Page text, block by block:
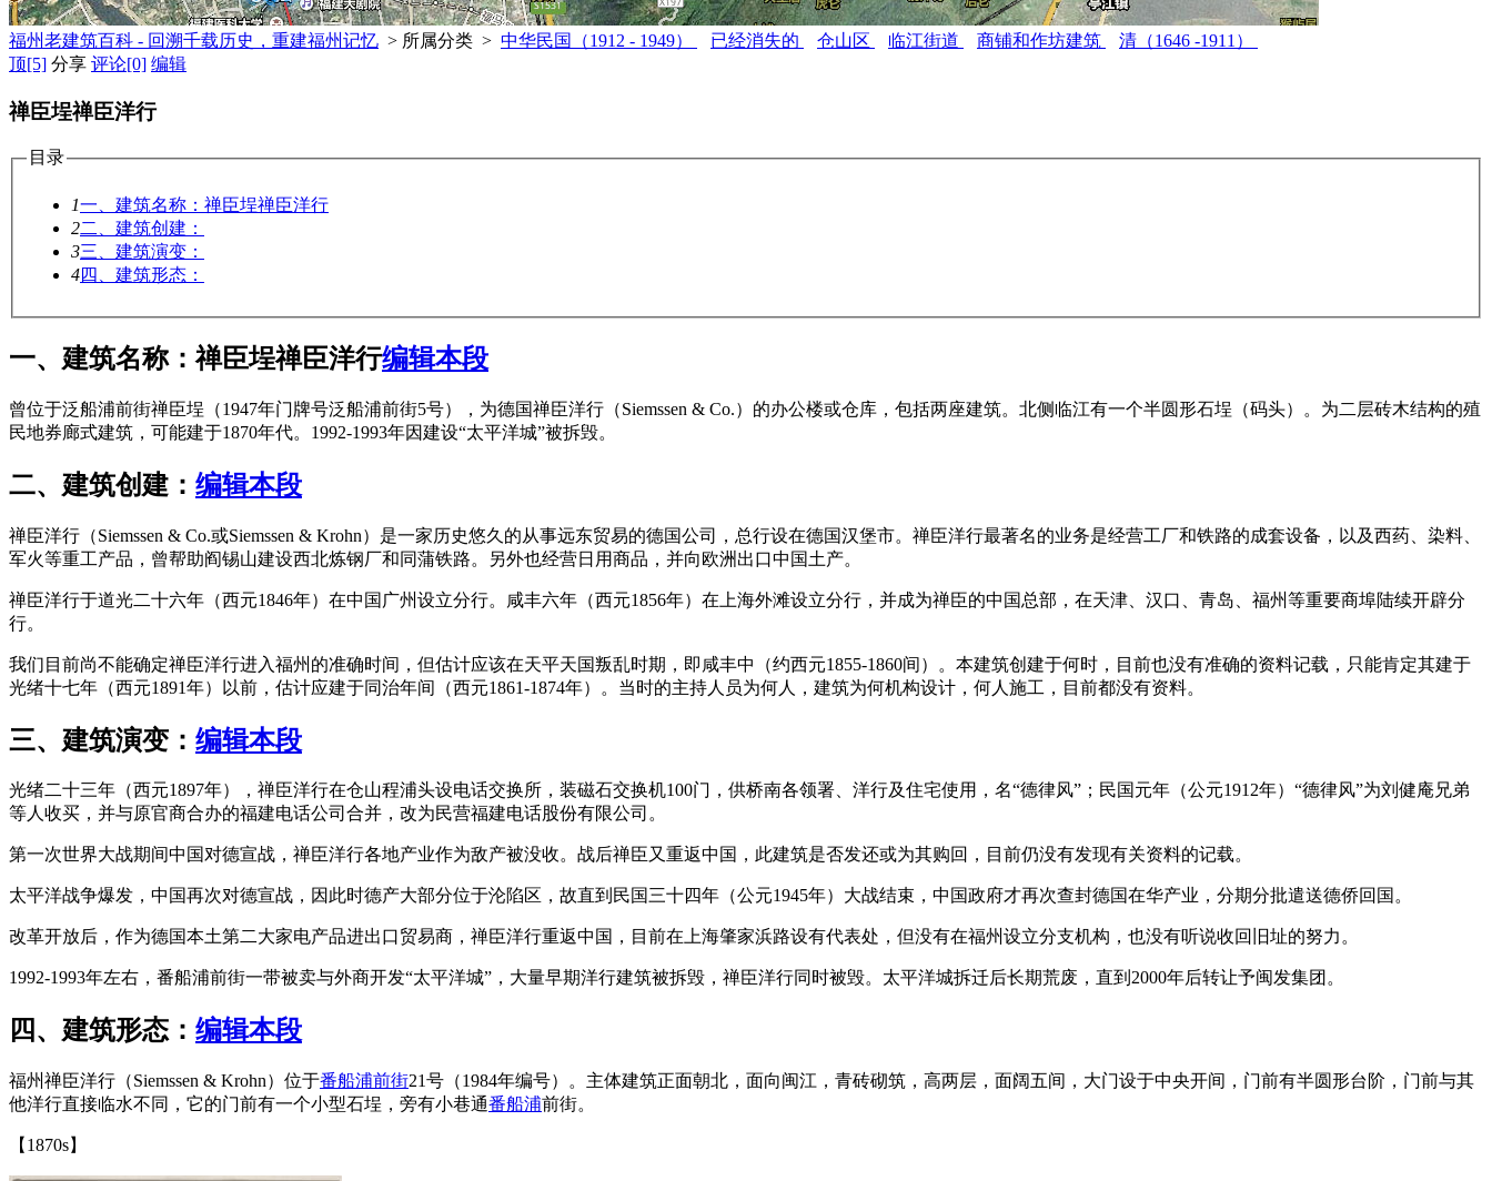
福州老建筑百科 - 回溯千载历史，重建福州记忆 > 所属分类 > 中华民国（1912 - 1949） 已经消失的 仓山区 临江街道 商铺和作坊建筑
清（1646 -1911）
顶[5] 分享 评论[0] 编辑
禅臣埕禅臣洋行
目录
1一、建筑名称：禅臣埕禅臣洋行
2二、建筑创建：
3三、建筑演变：
4四、建筑形态：
一、建筑名称：禅臣埕禅臣洋行编辑本段
曾位于泛船浦前街禅臣埕（1947年门牌号泛船浦前街5号），为德国禅臣洋行（Siemssen & Co.）的办公楼或仓库，包括两座建筑。北侧临江有一个半圆形石埕（码头）。为二层砖木结构的殖
民地券廊式建筑，可能建于1870年代。1992-1993年因建设“太平洋城”被拆毁。
二、建筑创建： 编辑本段
禅臣洋行（Siemssen & Co.或Siemssen & Krohn）是一家历史悠久的从事远东贸易的德国公司，总行设在德国汉堡市。禅臣洋行最著名的业务是经营工厂和铁路的成套设备，以及西药、染料、
军火等重工产品，曾帮助阎锡山建设西北炼钢厂和同蒲铁路。另外也经营日用商品，并向欧洲出口中国土产。
禅臣洋行于道光二十六年（西元1846年）在中国广州设立分行。咸丰六年（西元1856年）在上海外滩设立分行，并成为禅臣的中国总部，在天津、汉口、青岛、福州等重要商埠陆续开辟分
行。
我们目前尚不能确定禅臣洋行进入福州的准确时间，但估计应该在天平天国叛乱时期，即咸丰中（约西元1855-1860间）。本建筑创建于何时，目前也没有准确的资料记载，只能肯定其建于
光绪十七年（西元1891年）以前，估计应建于同治年间（西元1861-1874年）。当时的主持人员为何人，建筑为何机构设计，何人施工，目前都没有资料。
三、建筑演变： 编辑本段
光绪二十三年（西元1897年），禅臣洋行在仓山程浦头设电话交换所，装磁石交换机100门，供桥南各领署、洋行及住宅使用，名“德律风”；民国元年（公元1912年）“德律风”为刘健庵兄弟
等人收买，并与原官商合办的福建电话公司合并，改为民营福建电话股份有限公司。
第一次世界大战期间中国对德宣战，禅臣洋行各地产业作为敌产被没收。战后禅臣又重返中国，此建筑是否发还或为其购回，目前仍没有发现有关资料的记载。
太平洋战争爆发，中国再次对德宣战，因此时德产大部分位于沦陷区，故直到民国三十四年（公元1945年）大战结束，中国政府才再次查封德国在华产业，分期分批遣送德侨回国。
改革开放后，作为德国本土第二大家电产品进出口贸易商，禅臣洋行重返中国，目前在上海肇家浜路设有代表处，但没有在福州设立分支机构，也没有听说收回旧址的努力。
1992-1993年左右，番船浦前街一带被卖与外商开发“太平洋城”，大量早期洋行建筑被拆毁，禅臣洋行同时被毁。太平洋城拆迁后长期荒废，直到2000年后转让予闽发集团。
四、建筑形态： 编辑本段
福州禅臣洋行（Siemssen & Krohn）位于番船浦前街21号（1984年编号）。主体建筑正面朝北，面向闽江，青砖砌筑，高两层，面阔五间，大门设于中央开间，门前有半圆形台阶，门前与其
他洋行直接临水不同，它的门前有一个小型石埕，旁有小巷通番船浦前街。
【1870s】